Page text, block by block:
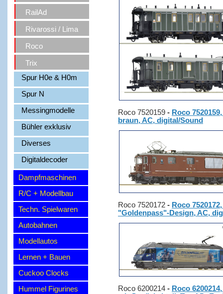
RailAd
Rivarossi / Lima
Roco
Trix
Spur H0e & H0m
Spur N
Messingmodelle
Bühler exklusiv
Diverses
Digitaldecoder
Dampfmaschinen
R/C + Modellbau
Techn. Spielwaren
Autobahnen
Modellautos
Lernen + Bauen
Cuckoo Clocks
Hummel Figurines
Roco 7520159 - Roco
braun, AC, digital/Sound
Roco 7520172 - Roco
"Goldenpass"-Design, AC,
Roco 6200214 - Roco